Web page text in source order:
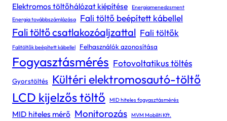
Elektromos töltőhálózat kiépítése Energiamenedzsment
Energia továbbszámlázása
Fali töltő beépített kábellel
Fali töltő csatlakozóaljzattal Fali töltők
Falitöltők beépített kábellel Felhasználók azonosítása
Fogyasztásmérés Fotovoltatikus töltés
Gyorstöltés Kültéri elektromosautó-töltő
LCD kijelzős töltő MID hiteles fogyasztásmérés
MID hiteles mérő Monitorozás MVM Mobiliti Kft.